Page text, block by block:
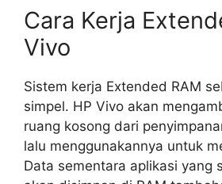
Cara Kerja
Vivo
Sistem kerja Extended RAM
simpel. HP Vivo akan
ruang kosong dari
lalu menggunakannya untuk
Data sementara aplikasi yang